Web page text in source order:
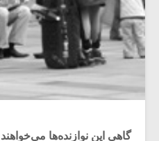
گاهی این نوازنده‌ها